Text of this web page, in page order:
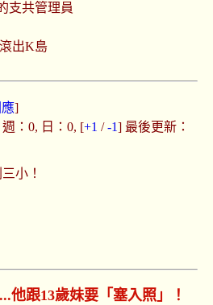
支共管理員
出K島
]
：0, 日：0, [+1 /-1] 最後更新：
小！
他跟13歲妹要「塞入照」！